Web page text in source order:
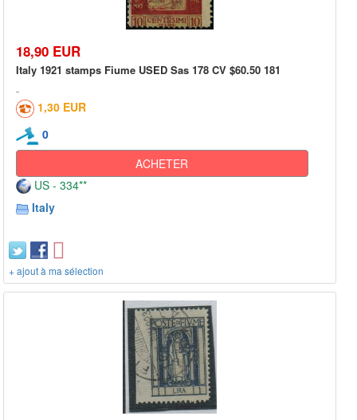
18,90 EUR
Italy 1921 stamps Fiume USED Sas 178 CV $60.50 181
1,30 EUR
0
ACHETER
US - 334**
Italy
+ ajout à ma sélection